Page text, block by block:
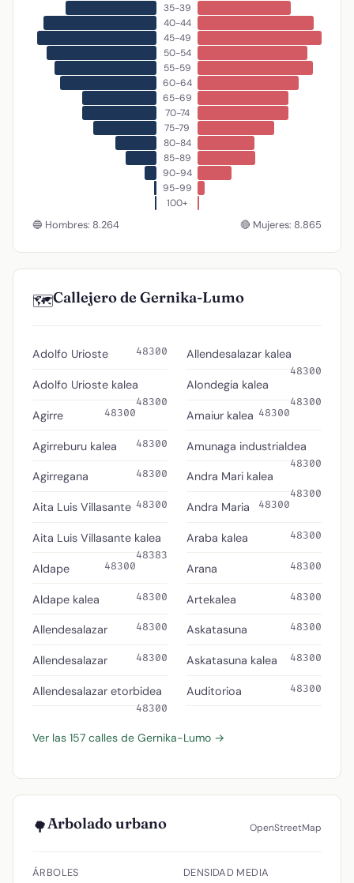
35-39
40-44
45-49
50-54
55-59
60-64
65-69
70-74
75-79
80-84
85-89
90-94
95-99
100+
🔵 Hombres: 8.264 🔴 Mujeres: 8.865
🗺️Callejero de Gernika-Lumo
Adolfo Urioste 48300
Adolfo Urioste kalea
48300
Agirre 48300
Agirreburu kalea 48300
Agirregana 48300
Aita Luis Villasante 48300
Aita Luis Villasante kalea
48383
Aldape 48300
Aldape kalea 48300
Allendesalazar 48300
Allendesalazar 48300
Allendesalazar etorbidea
48300
Allendesalazar kalea
48300
Alondegia kalea
48300
Amaiur kalea 48300
Amunaga industrialdea
48300
Andra Mari kalea
48300
Andra Maria 48300
Araba kalea 48300
Arana 48300
Artekalea 48300
Askatasuna 48300
Askatasuna kalea 48300
Auditorioa 48300
Ver las 157 calles de Gernika-Lumo →
🌳Arbolado urbano OpenStreetMap
ÁRBOLES
DENSIDAD MEDIA